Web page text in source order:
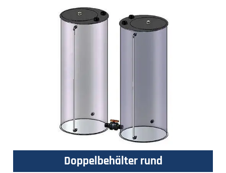
Doppelbehälter rund